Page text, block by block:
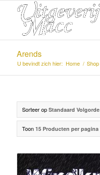
Arends
U bevindt zich hier: Home / Shop
Sorteer op Standaard Volgorde
Toon 15 Producten per pagina